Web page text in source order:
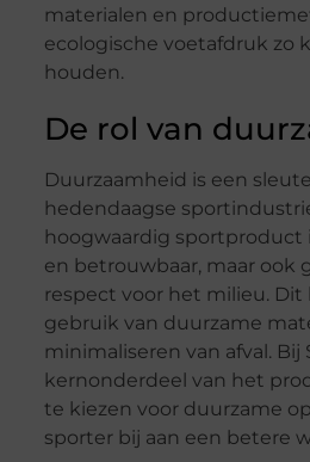
materialen en
ecologische voetafdruk zo
houden.
De rol van
Duurzaamheid is een
hedendaagse
hoogwaardig sportproduct
en betrouwbaar, maar ook
respect voor het milieu.
gebruik van duurzame
minimaliseren van afval. Bij
kernonderdeel van het
te kiezen voor duurzame
sporter bij aan een betere